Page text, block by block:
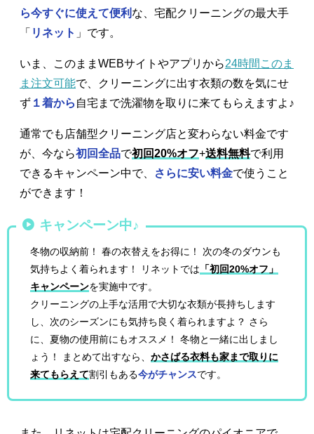
ら今すぐに使えて便利 な、宅配クリーニングの最大手
「 リネット 」です。
いま、このままWEBサイトやアプリから24時間このま
ま注文可能で、クリーニングに出す衣類の数を気にせ
ず １着から 自宅まで洗濯物を取りに来てもらえますよ♪
通常でも店舗型クリーニング店と変わらない料金です
が、今なら初回全品で初回20%オフ+送料無料で利用
できるキャンペーン中で、
さらに安い料金で使うこと
ができます！
キャンペーン中♪
冬物の収納前！ 春の衣替えをお得に！ 次の冬のダウンも
気持ちよく着られます！ リネットでは 「初回20%オフ」
キャンペーンを実施中です。
クリーニングの上手な活用で大切な衣類が長持ちします
し、次のシーズンにも気持ち良く着られますよ？ さら
に、夏物の使用前にもオススメ！ 冬物と一緒に出しまし
ょう！ まとめて出すなら、かさばる衣料も家まで取りに
来てもらえて割引もある今がチャンスです。